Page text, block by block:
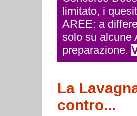
limitato, i
AREE: a
solo su alcune
preparazione.
La
contro...